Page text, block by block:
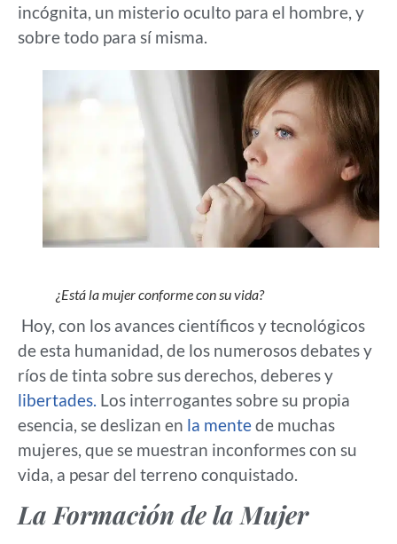
incógnita, un misterio oculto para el hombre, y
sobre todo para sí misma.
¿Está la mujer conforme con su vida?
Hoy, con los avances científicos y tecnológicos
de esta humanidad, de los numerosos debates y
ríos de tinta sobre sus derechos, deberes y
libertades. Los interrogantes sobre su propia
esencia, se deslizan en la mentede muchas
mujeres, que se muestran inconformes con su
vida, a pesar del terreno conquistado.
La Formación de la Mujer